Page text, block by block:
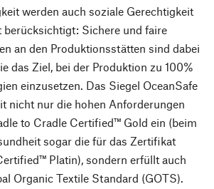
werden auch soziale Gerechtigkeit
berücksichtigt: Sichere und faire
an den Produktionsstätten sind dabei
das Ziel, bei der Produktion zu 100%
einzusetzen. Das Siegel OceanSafe
nicht nur die hohen Anforderungen
to Cradle Certified™ Gold ein (beim
sogar die für das Zertifikat
Platin), sondern erfüllt auch
Organic Textile Standard (GOTS).